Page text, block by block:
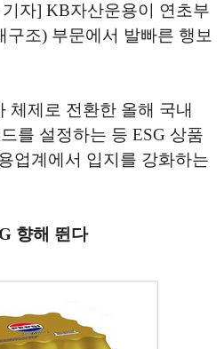
자] KB자산운용이 연초부
구조) 부문에서 발빠른 행보
체제로 전환한 올해 국내
를 설정하는 등 ESG 상품
업계에서 입지를 강화하는
향해 뛴다